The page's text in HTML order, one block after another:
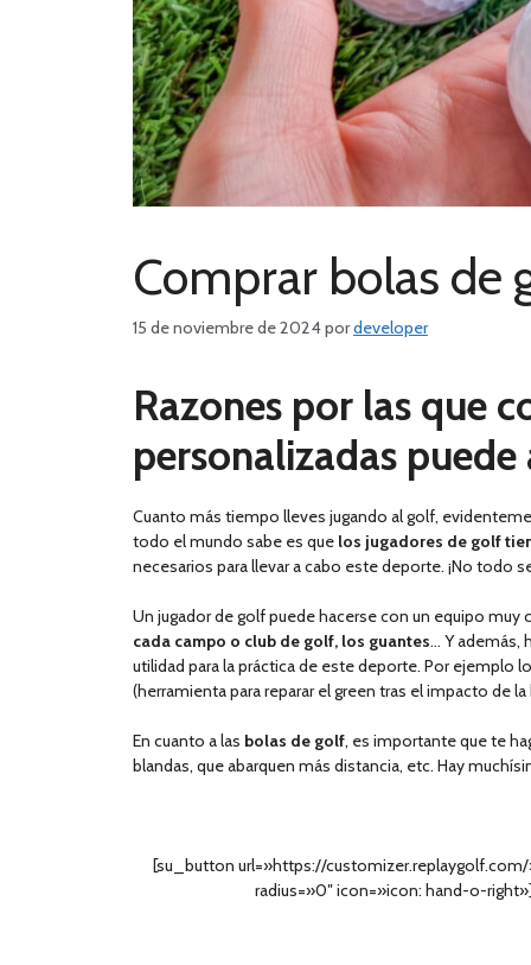
Comprar bolas de
15 de noviembre de 2024pordeveloper
Razones por las que
personalizadas
Cuanto más tiempo lleves jugando al golf,
todo el mundo sabe es que los jugadores de golf
necesarios para llevar a cabo este deporte. ¡No todo
Un jugador de golf puede hacerse con un equipo
cada campo o club de golf, los guantes… Y además,
utilidad para la práctica de este deporte. Por ejemplo
(herramienta para reparar el green tras el impacto de la
En cuanto a las bolas de golf, es importante que te
blandas, que abarquen más distancia, etc. Hay
[su_button url=»https://customizer.replaygolf.com/
radius=»0″ icon=»icon: hand-o-